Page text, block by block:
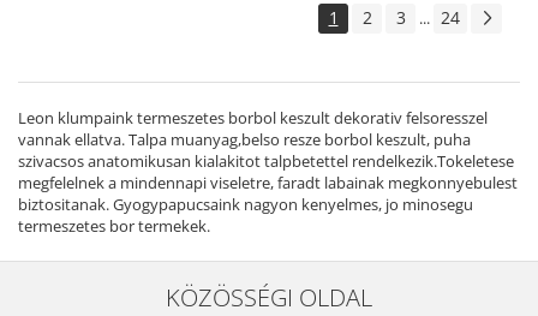
1 2 3 ... 24
Leon klumpaink termeszetes borbol keszult dekorativ felsoresszel
vannak ellatva. Talpa muanyag,belso resze borbol keszult, puha
szivacsos anatomikusan kialakitot talpbetettel rendelkezik.Tokeletese
megfelelnek a mindennapi viseletre, faradt labainak megkonnyebulest
biztositanak. Gyogypapucsaink nagyon kenyelmes, jo minosegu
termeszetes bor termekek.
KÖZÖSSÉGI OLDAL